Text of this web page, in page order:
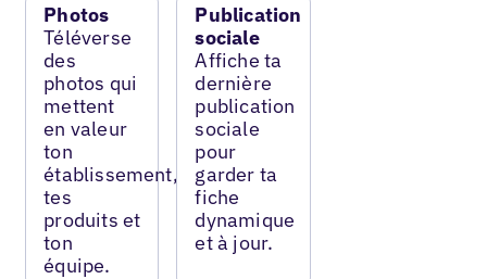
Photos
Téléverse
des
photos qui
mettent
en valeur
ton
établissement,
tes
produits et
ton
équipe.
Publication
sociale
Affiche ta
dernière
publication
sociale
pour
garder ta
fiche
dynamique
et à jour.